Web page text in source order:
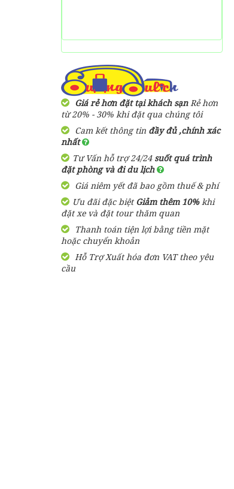
Giá rẻ hơn đặt tại khách sạnRẻ hơn
từ 20% - 30% khi đặt qua chúng tôi
Cam kết thông tin đầy đủ ,chính xác
nhất
Tư Vấn hỗ trợ 24/24 suốt quá trình
đặt phòng và đi du lịch
Giá niêm yết đã bao gồm thuế & phí
Ưu đãi đặc biệtGiảm thêm 10%khi
đặt xe và đặt tour thăm quan
Thanh toán tiện lợi bằng tiền mặt
hoặc chuyển khoản
Hỗ Trợ Xuất hóa đơn VAT theo yêu
cầu